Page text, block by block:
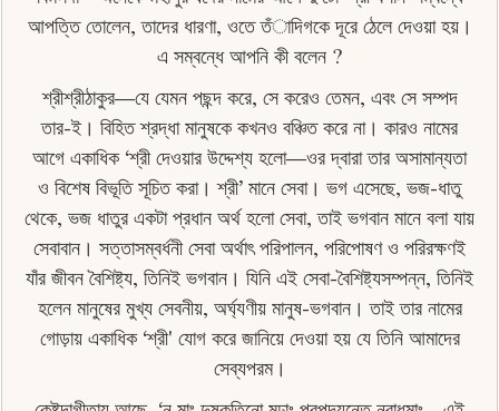
আপত্তি তােলেন, তাদের ধারণা, ওতে তঁাদিগকে দূরে ঠেলে দেওয়া হয়।
এ সম্বন্ধে আপনি কী বলেন ?
শ্রীশ্রীঠাকুর—যে যেমন পছন্দ করে, সে করেও তেমন, এবং সে সম্পদ
তার-ই। বিহিত শ্রদ্ধা মানুষকে কখনও বঞ্চিত করে না। কারও নামের
আগে একাধিক ‘শ্রী দেওয়ার উদ্দেশ্য হলো—ওর দ্বারা তার অসামান্যতা
ও বিশেষ বিভূতি সূচিত করা। শ্রী’ মানে সেবা। ভগ এসেছে, ভজ-ধাতু
থেকে, ভজ ধাতুর একটা প্রধান অর্থ হলাে সেবা, তাই ভগবান মানে বলা যায়
সেবাবান। সত্তাসম্বৰ্ধনী সেবা অর্থাৎ পরিপালন, পরিপােষণ ও পরিরক্ষণই
যাঁর জীবন বৈশিষ্ট্য, তিনিই ভগবান। যিনি এই সেবা-বৈশিষ্ট্যসম্পন্ন, তিনিই
হলেন মানুষের মুখ্য সেবনীয়, অর্ঘ্যণীয় মানুষ-ভগবান। তাই তার নামের
গােড়ায় একাধিক ‘শ্রী' যােগ করে জানিয়ে দেওয়া হয় যে তিনি আমাদের
সেব্যপরম।